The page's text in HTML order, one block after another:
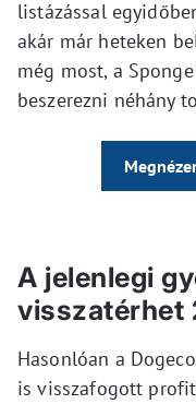
listázással
akár már heteken
még most, a
beszerezni néhány
A jelenlegi
visszatérhet
Hasonlóan a
is visszafogott